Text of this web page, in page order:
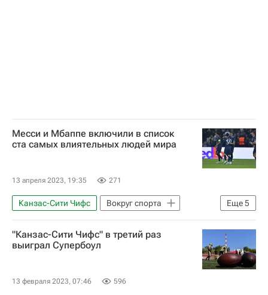
Месси и Мбаппе включили в список
ста самых влиятельных людей мира
13 апреля 2023, 19:35 271
Еще5
Канзас-Сити Чифс
Вокруг спорта
Пари Сен-Жермен (ПСЖ)
Килиан Мбаппе
Бриттни Грайнер
Женская теннисная ассоциация (WTA)
"Канзас-Сити Чифс" в третий раз
выиграл Супербоул
13 февраля 2023, 07:46 596